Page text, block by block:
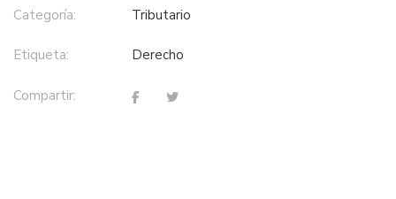
Categoría: tributario
Etiqueta: derecho
Compartir: